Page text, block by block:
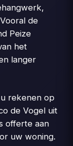
de
Peize
het
langer
rekenen op
de Vogel uit
offerte aan
uw woning.